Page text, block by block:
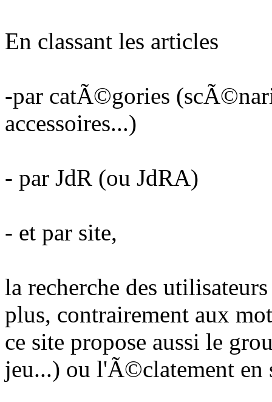
En classant les articles
-par catÃ©gories
accessoires...)
- par JdR (ou JdRA)
- et par site,
la recherche des
plus, contrairement aux
ce site propose aussi le
jeu...) ou l'Ã©clatement en